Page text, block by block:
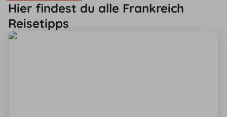
Hier findest du alle Frankreich
Reisetipps